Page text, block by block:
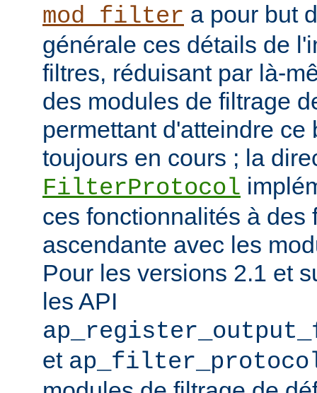
mod_filter a pour but
générale ces détails de
filtres, réduisant par là-
des modules de filtrage
permettant d'atteindre ce
toujours en cours ; la
FilterProtocol
ces fonctionnalités à des
ascendante avec les
Pour les versions 2.1 et
les API
et